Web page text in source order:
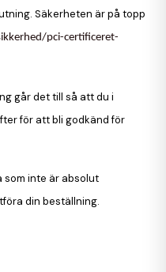
Säkerheten är på topp
pci-certificeret-
går det till så att du i
för att bli godkänd för
som inte är absolut
din beställning.